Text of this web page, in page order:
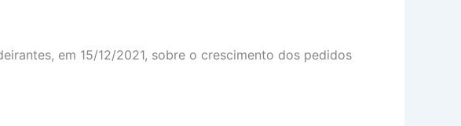
em 15/12/2021, sobre o crescimento dos pedidos